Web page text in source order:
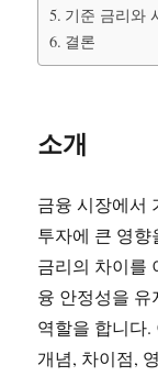
기준 금리와
결론
소개
금융 시장에서
투자에 큰 영향
금리의 차이를
융 안정성을 유
역할을 합니다.
개념, 차이점,